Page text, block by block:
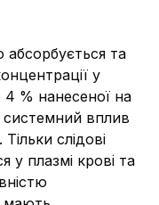
та
у
% нанесеної на
системний вплив
слідові
у плазмі крові та